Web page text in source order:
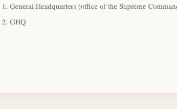
General Headquarters (office of the Supreme
GHQ